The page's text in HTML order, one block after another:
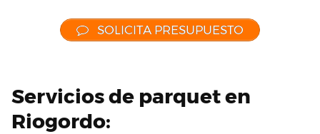
SOLICITA PRESUPUESTO
Servicios de parquet en
Riogordo: